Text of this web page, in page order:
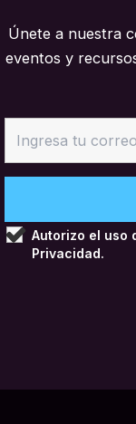
Únete a nuestra
eventos y
Autorizo el uso
Privacidad.